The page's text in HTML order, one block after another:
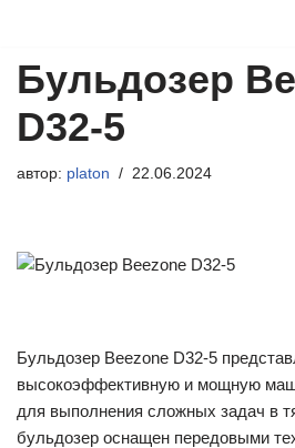
содержимому
Бульдозер
D32-5
автор: platon 22.06.2024
Бульдозер Beezone D32-5
высокоэффективную и мощную
для выполнения сложных задач в
бульдозер оснащен передовыми